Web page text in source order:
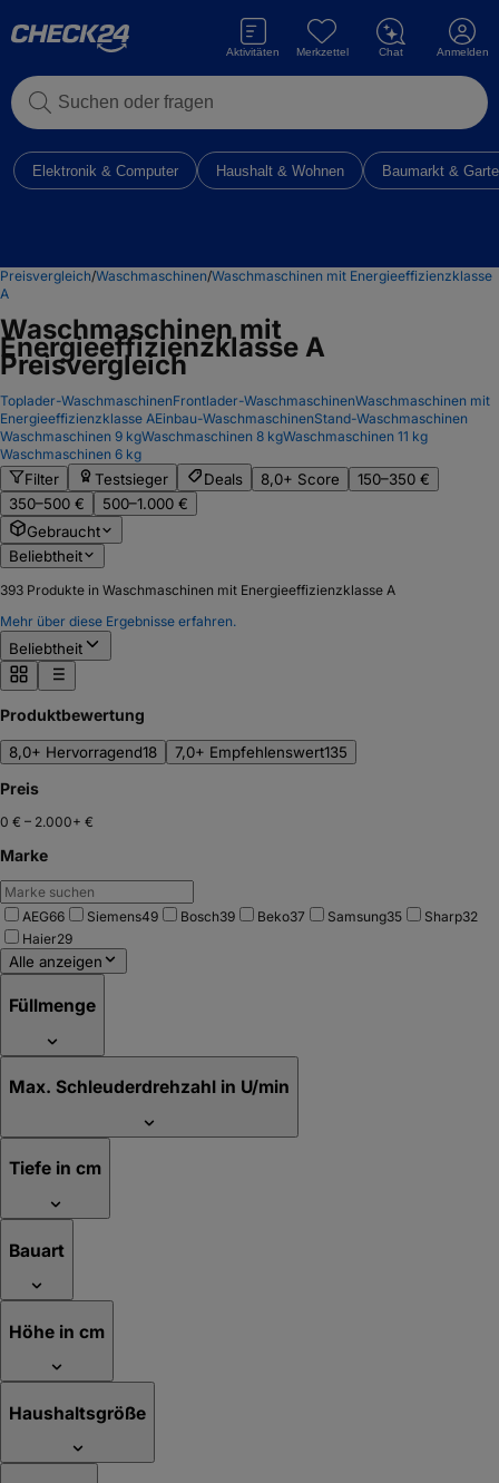
Suchen oder fragen
Aktivitäten Merkzettel Chat Anmelden
Elektronik & Computer Haushalt & Wohnen Baumarkt &
Preisvergleich/Waschmaschinen/Waschmaschinen mit Energieeffizienzklasse
A
Waschmaschinen mit
Energieeffizienzklasse A
Preisvergleich
Toplader-WaschmaschinenFrontlader-WaschmaschinenWaschmaschinen mit
Energieeffizienzklasse AEinbau-WaschmaschinenStand-Waschmaschinen
Waschmaschinen 9 kgWaschmaschinen 8 kgWaschmaschinen 11 kg
Waschmaschinen 6 kg
Filter Testsieger Deals 8,0+ Score
150–350 €
350–500 €
500–1.000 €
Gebraucht
Beliebtheit
393 Produkte in Waschmaschinen mit Energieeffizienzklasse A
Mehr über diese Ergebnisse erfahren.
Beliebtheit
Produktbewertung
8,0+ Hervorragend18 7,0+ Empfehlenswert135
Preis
0 € – 2.000+ €
Marke
AEG66 Siemens49 Bosch39 Beko37 Samsung35 Sharp32
Haier29
Alle anzeigen
Füllmenge
Max. Schleuderdrehzahl in U/min
Tiefe in cm
Bauart
Höhe in cm
Haushaltsgröße